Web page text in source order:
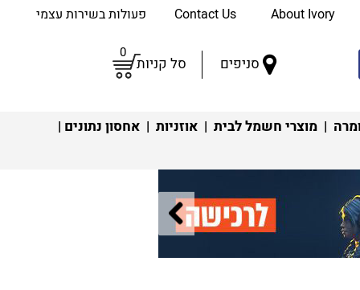
About Ivory פעולות בשירות עצמי
סניפים סל קניות
0
| מוצרי חשמל לבית | אוזניות | אחסון נתונים |